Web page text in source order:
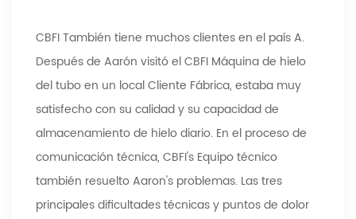
CBFI También tiene muchos clientes en el país A.
Después de Aarón visitó el CBFI Máquina de hielo
del tubo en un local Cliente Fábrica, estaba muy
satisfecho con su calidad y su capacidad de
almacenamiento de hielo diario. En el proceso de
comunicación técnica, CBFI's Equipo técnico
también resuelto Aaron's problemas. Las tres
principales dificultades técnicas y puntos de dolor